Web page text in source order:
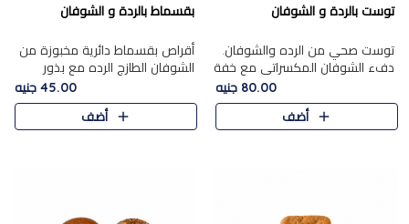
توست بالردة و الشوفان
توست صحي من الرده والشوفان.
دفء الشوفان المكسراتي مع خفة
80.00 جنيه
أضف
بقسماط بالردة و الشوفان
أقراص بقسماط دائرية مخبوزة من
الشوفان الطازج الرده مع بذور
مختارة. قرمشة الحبوب والبذور،
بداية صحية لكل صباح.
45.00 جنيه
أضف